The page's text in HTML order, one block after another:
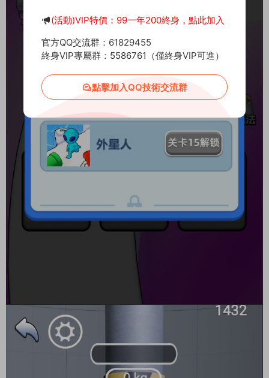
(活動)VIP特價：99一年200終身，點此加入
官方QQ交流群：61829455
終身VIP專屬群：5586761（僅終身VIP可進）
點擊加入QQ技術交流群